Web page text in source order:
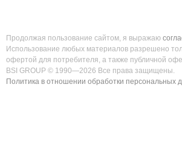
Продолжая пользование сайтом, я выражаю
Использование любых материалов разрешено
офертой для потребителя, а также публичной
BSI GROUP © 1990—2026 Все права защищены.
Политика в отношении обработки персональных